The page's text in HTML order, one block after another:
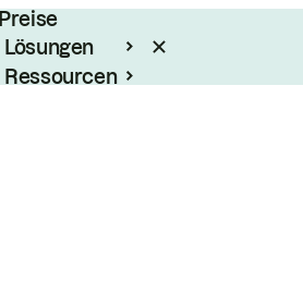
Preise
Lösungen
Ressourcen